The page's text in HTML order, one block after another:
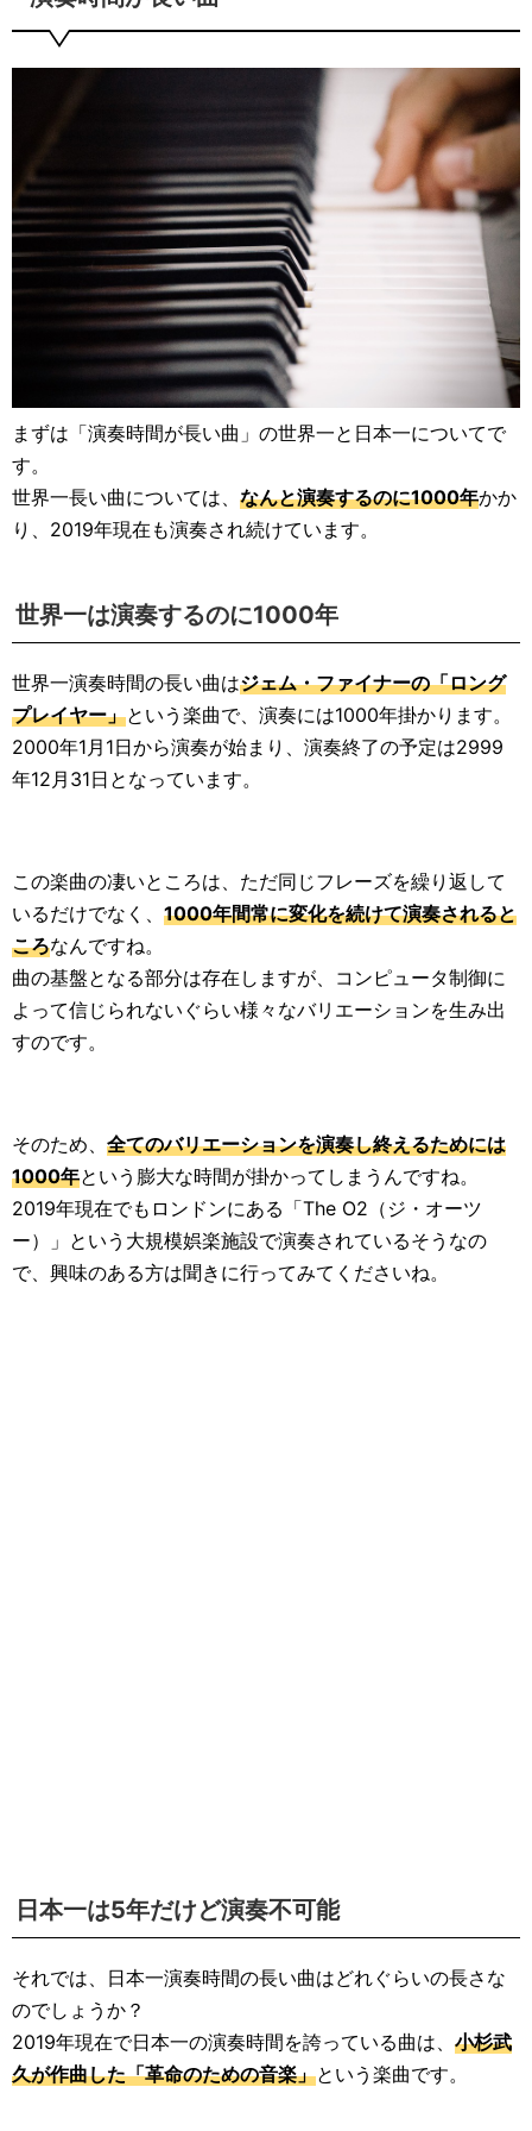
まずは「演奏時間が長い曲」の世界一と日本一についてで
す。
世界一長い曲については、 なんと演奏するのに1000年かか
り、2019年現在も演奏され続けています。
世界一は演奏するのに1000年
世界一演奏時間の長い曲はジェム・ファイナーの「ロング
プレイヤー」という楽曲で、演奏には1000年掛かります。
2000年1月1日から演奏が始まり、演奏終了の予定は2999
年12月31日となっています。
この楽曲の凄いところは、ただ同じフレーズを繰り返して
いるだけでなく、 1000年間常に変化を続けて演奏されると
ころなんですね。
曲の基盤となる部分は存在しますが、コンピュータ制御に
よって信じられないぐらい様々なバリエーションを生み出
すのです。
そのため、 全てのバリエーションを演奏し終えるためには
1000年という膨大な時間が掛かってしまうんですね。
2019年現在でもロンドンにある「The O2（ジ・オーツ
ー）」という大規模娯楽施設で演奏されているそうなの
で、興味のある方は聞きに行ってみてくださいね。
日本一は5年だけど演奏不可能
それでは、日本一演奏時間の長い曲はどれぐらいの長さな
のでしょうか？
2019年現在で日本一の演奏時間を誇っている曲は、 小杉武
久が作曲した「革命のための音楽」という楽曲です。